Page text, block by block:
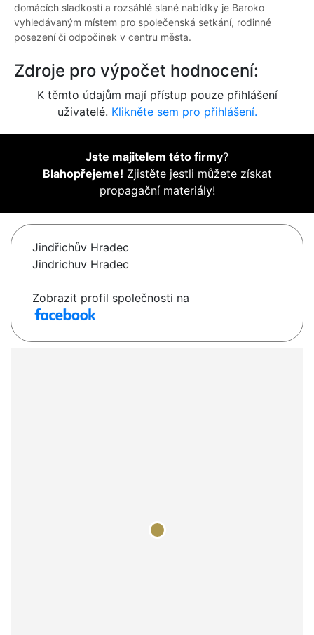
domácích sladkostí a rozsáhlé slané nabídky je Baroko
vyhledávaným místem pro společenská setkání, rodinné
posezení či odpočinek v centru města.
Zdroje pro výpočet hodnocení:
K těmto údajům mají přístup pouze přihlášení
uživatelé. Klikněte sem pro přihlášení.
Jste majitelem této firmy?
Blahopřejeme! Zjistěte jestli můžete získat
propagační materiály!
Jindřichův Hradec
Jindrichuv Hradec
Zobrazit profil společnosti na